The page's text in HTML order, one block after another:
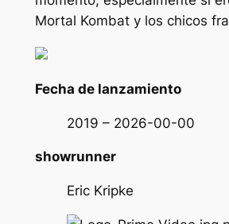
Mortal Kombat y los chicos
Fecha de lanzamiento
2019 – 2026-00-00
showrunner
Eric Kripke